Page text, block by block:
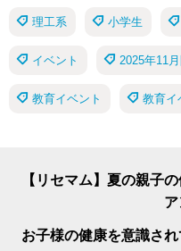
理工系 小学生
イベント 2025年11
教育イベント 教育イ
【リセマム】夏の親子
ア
お子様の健康を意識さ